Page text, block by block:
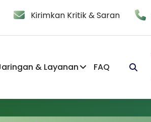
Kirimkan Kritik & Saran
& Layanan FAQ